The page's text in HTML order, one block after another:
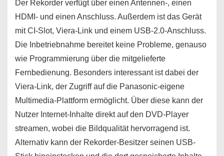
Der Rekorder verfügt über einen Antennen-, einen
HDMI- und einen Anschluss. Außerdem ist das Gerät
mit CI-Slot, Viera-Link und einem USB-2.0-Anschluss.
Die Inbetriebnahme bereitet keine Probleme, genauso
wie Programmierung über die mitgelieferte
Fernbedienung. Besonders interessant ist dabei der
Viera-Link, der Zugriff auf die Panasonic-eigene
Multimedia-Plattform ermöglicht. Über diese kann der
Nutzer Internet-Inhalte direkt auf den DVD-Player
streamen, wobei die Bildqualität hervorragend ist.
Alternativ kann der Rekorder-Besitzer seinen USB-